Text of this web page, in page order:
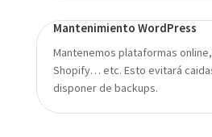
Mantenimiento WordPress
Mantenemos plataformas
Shopify… etc. Esto evitará
disponer de backups.